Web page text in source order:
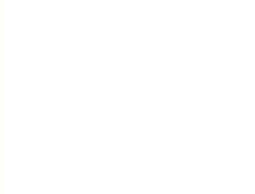
年度夏合宿を神奈川県で開催しました